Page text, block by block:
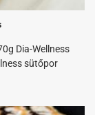
Dia-Wellness
sütőpor